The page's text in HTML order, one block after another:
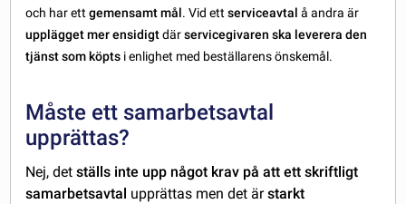
och har ettgemensamt mål. Vid ettserviceavtal å andra är
upplägget mer ensidigtdärservicegivaren ska leverera den
tjänst som köpts i enlighet med beställarens önskemål.
Måste ett samarbetsavtal
upprättas?
Nej, detställs inte upp något krav på att ett skriftligt
samarbetsavtal upprättas men det ärstarkt